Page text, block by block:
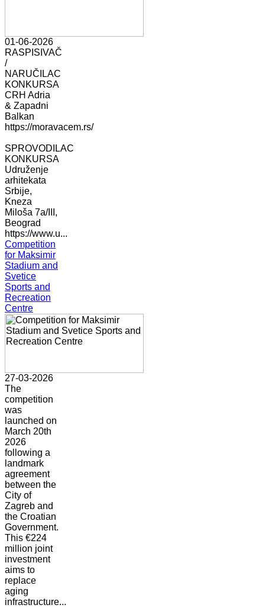
01-06-2026
RASPISIVAČ
/
NARUČILAC
KONKURSA
CRH Adria
& Zapadni
Balkan
https://moravacem.rs/
SPROVODILAC
KONKURSA
Udruženje
arhitekata
Srbije,
Kneza
Miloša 7a/III,
Beograd
https://www.u...
Competition
for Maksimir
Stadium and
Svetice
Sports and
Recreation
Centre
27-03-2026
The
competition
was
launched on
March 20th
2026
following a
landmark
agreement
between the
City of
Zagreb and
the Croatian
Government.
This €224
million joint
investment
aims to
replace
aging
infrastructure...